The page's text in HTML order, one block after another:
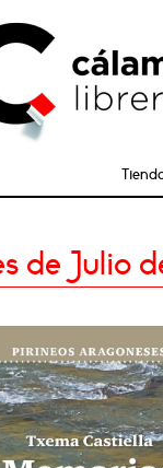
de Julio